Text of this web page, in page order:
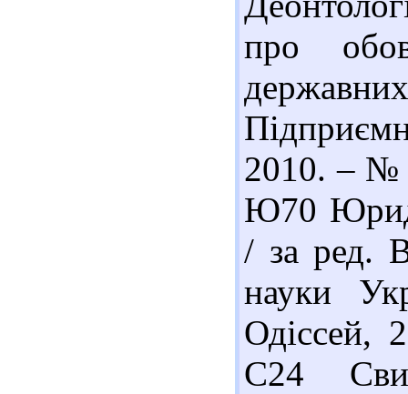
про
2010. – №
Ю70
/ за ред.
науки
Одіссей,
С24